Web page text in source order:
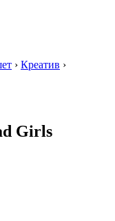
› Креатив ›
Girls